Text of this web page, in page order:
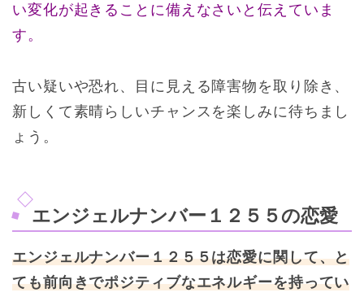
い変化が起きることに備えなさいと伝えていま
す。
古い疑いや恐れ、目に見える障害物を取り除き、
新しくて素晴らしいチャンスを楽しみに待ちまし
ょう。
エンジェルナンバー１２５５の恋愛
エンジェルナンバー１２５５は恋愛に関して、と
ても前向きでポジティブなエネルギーを持ってい